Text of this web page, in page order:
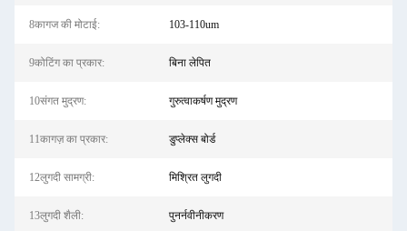
8कागज की मोटाई: 103-110um
9कोटिंग का प्रकार: बिना लेपित
10संगत मुद्रण: गुरुत्वाकर्षण मुद्रण
11कागज़ का प्रकार: डुप्लेक्स बोर्ड
12लुगदी सामग्री: मिश्रित लुगदी
13लुगदी शैली: पुनर्नवीनीकरण